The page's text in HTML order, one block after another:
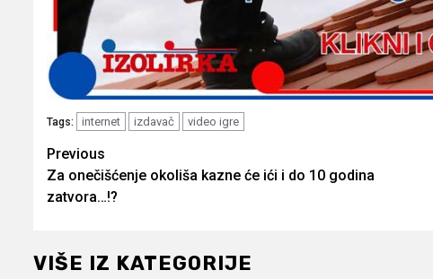
Tags: internet izdavač video igre
Post
navigation
Previous
Za onečišćenje okoliša kazne će ići i do 10 godina
zatvora…!?
VIŠE IZ KATEGORIJE